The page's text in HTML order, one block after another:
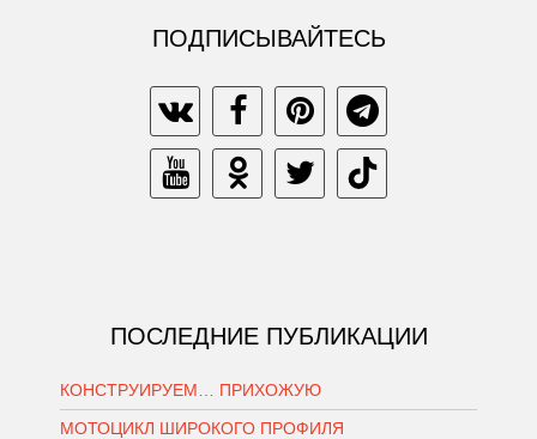
ПОДПИСЫВАЙТЕСЬ
ПОСЛЕДНИЕ ПУБЛИКАЦИИ
КОНСТРУИРУЕМ… ПРИХОЖУЮ
МОТОЦИКЛ ШИРОКОГО ПРОФИЛЯ